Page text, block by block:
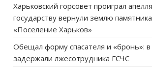
Харьковский горсовет проиграл
государству вернули землю памятника
«Поселение Харьков»
Обещал форму спасателя и «бронь»: в
задержали лжесотрудника ГСЧС